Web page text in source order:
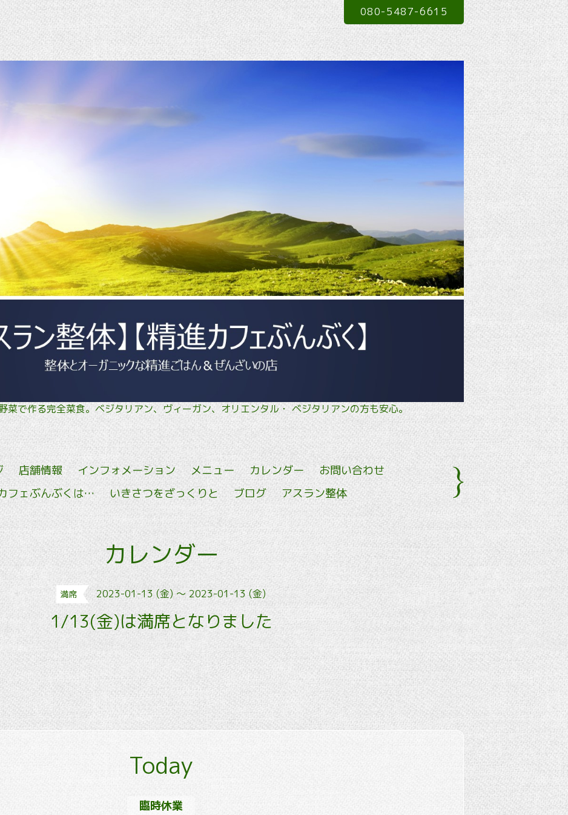
野菜で作る完全菜食。ベジタリアン、ヴィーガン、オリエンタル・ ベジタリアンの方も安心。
080-5487-6615
店舗情報 インフォメーション メニュー カレンダー
お問い合わせ
フェぶんぶくは…
いきさつをざっくりと ブログ アスラン整体
カレンダー
満席 2023-01-13 (金) ～ 2023-01-13 (金)
1/13(金)は満席となりました
Today
臨時休業